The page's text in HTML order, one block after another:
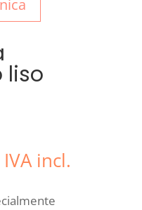
liso
IVA incl.